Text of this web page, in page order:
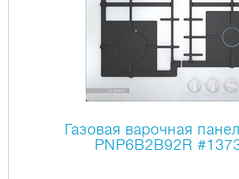
Газовая варочная
PNP6B2B92R